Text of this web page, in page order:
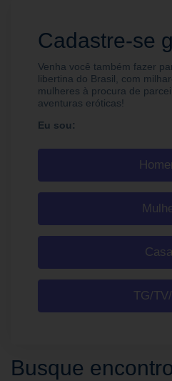
Cadastre-se
Venha você também fazer
libertina do Brasil, com
mulheres à procura de
aventuras eróticas!
Eu sou:
Casal
TG/
Busque